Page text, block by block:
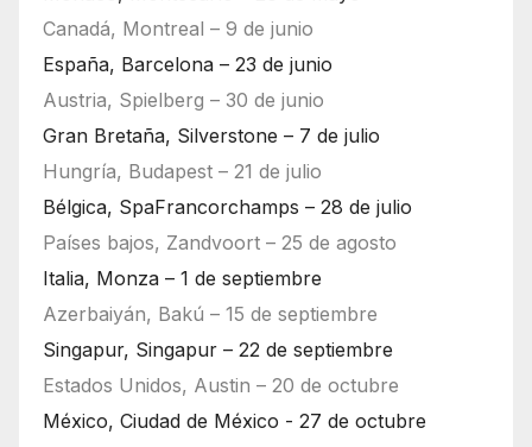
Canadá, Montreal – 9 de junio
España, Barcelona – 23 de junio
Austria, Spielberg – 30 de junio
Gran Bretaña, Silverstone – 7 de julio
Hungría, Budapest – 21 de julio
Bélgica, SpaFrancorchamps – 28 de julio
Países bajos, Zandvoort – 25 de agosto
Italia, Monza – 1 de septiembre
Azerbaiyán, Bakú – 15 de septiembre
Singapur, Singapur – 22 de septiembre
Estados Unidos, Austin – 20 de octubre
México, Ciudad de México - 27 de octubre